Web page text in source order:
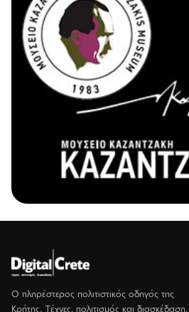
Ο πληρέστερος πολιτιστικός οδηγός της
Κρήτης. Τέχνες, πολιτισμός και διασκέδαση.